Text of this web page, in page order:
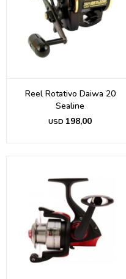
Reel Rotativo Daiwa 20
Sealine
USD 198,00